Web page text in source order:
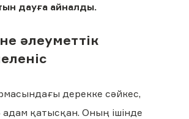
дауға айналды.
әлеуметтік
дерекке сәйкес,
адам қатысқан. Оның ішінде